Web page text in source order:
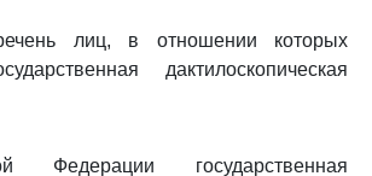
лиц, в отношении которых
дактилоскопическая
Федерации государственная